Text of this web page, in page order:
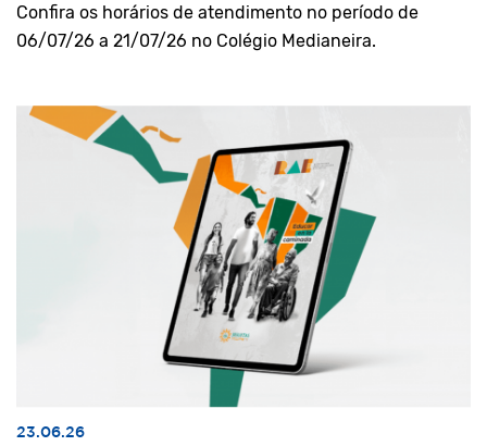
Confira os horários de atendimento no período de
06/07/26 a 21/07/26 no Colégio Medianeira.
23.06.26